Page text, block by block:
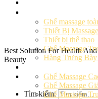
Best Solution For Health And
Beauty
Tìm kiếm:
Ghế massage
Thiết Bị Massage
Thiết bị thể thao
Ghế Massage
Hàng Trưng
Ghế Massage
Ghế Massage
Ghế Massage